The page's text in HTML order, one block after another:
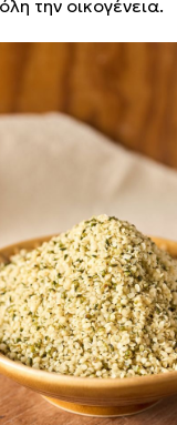
την οικογένεια.